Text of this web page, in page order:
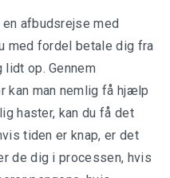
afbudsrejse med
med fordel betale dig fra
op. Gennem
kan man nemlig få hjælp
haster, kan du få det
tiden er knap, er det
de dig i processen, hvis